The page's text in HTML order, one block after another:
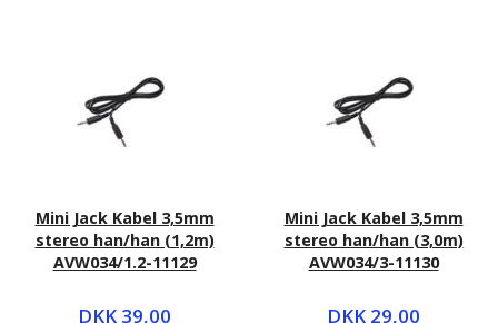
Mini Jack Kabel 3,5mm
stereo han/han (1,2m)
AVW034/1.2-11129
DKK 39,00
Mini Jack Kabel 3,5mm
stereo han/han (3,0m)
AVW034/3-11130
DKK 29,00